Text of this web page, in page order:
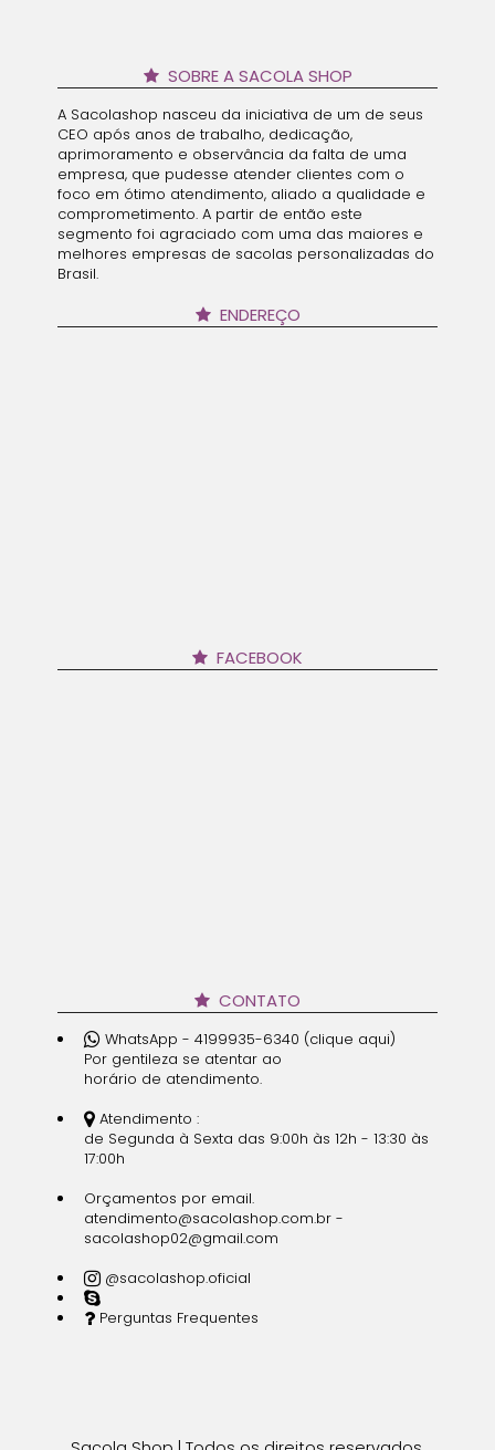
SOBRE A SACOLA SHOP
A Sacolashop nasceu da iniciativa de um de seus
CEO após anos de trabalho, dedicação,
aprimoramento e observância da falta de uma
empresa, que pudesse atender clientes com o
foco em ótimo atendimento, aliado a qualidade e
comprometimento. A partir de então este
segmento foi agraciado com uma das maiores e
melhores empresas de sacolas personalizadas do
Brasil.
ENDEREÇO
FACEBOOK
CONTATO
WhatsApp - 4199935-6340 (clique aqui)
Por gentileza se atentar ao
horário de atendimento.
Atendimento :
de Segunda à Sexta das 9:00h às 12h - 13:30 às
17:00h
Orçamentos por email.
atendimento@sacolashop.com.br -
sacolashop02@gmail.com
@sacolashop.oficial
Perguntas Frequentes